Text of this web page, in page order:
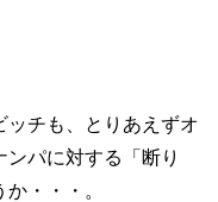
ッチも、とりあえずオ
パに対する「断り
・・・。